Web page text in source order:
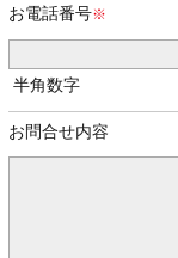
お電話番号
半角数字
お問合せ内容